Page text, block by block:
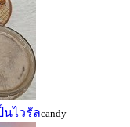
นไวรัลcandy